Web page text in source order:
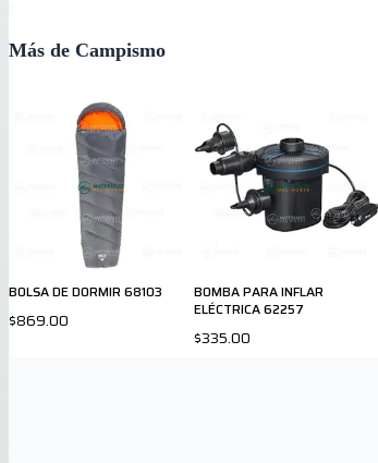
Más de Campismo
BOLSA DE DORMIR 68103
$869.00
BOMBA PARA INFLAR
ELÉCTRICA 62257
$335.00